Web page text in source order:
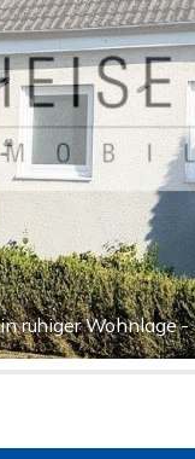
ruhiger Wohnlage